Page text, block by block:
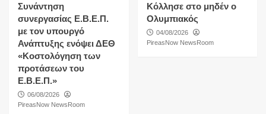
Συνάντηση
συνεργασίας Ε.Β.Ε.Π.
με τον υπουργό
Ανάπτυξης ενόψει ΔΕΘ
«Κοστολόγηση των
προτάσεων του
Ε.Β.Ε.Π.»
06/08/2026
PireasNow NewsRoom
Κόλλησε στο μηδέν ο
Ολυμπιακός
04/08/2026
PireasNow NewsRoom